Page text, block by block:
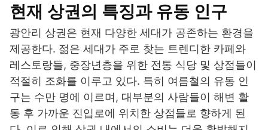
현재 상권의 특징과 유동 인구
광안리 상권은 현재 다양한 세대가 공존하는 환경을
제공한다. 젊은 세대가 주로 찾는 트렌디한 카페와
레스토랑들, 중장년층을 위한 전통 식당 및 상점들이
적절히 조화를 이루고 있다. 특히 여름철의 유동 인
구는 수만 명에 이르며, 대부분의 사람들이 해변 활
동 후 가까운 진입로에 위치한 상점들로 향하게 된